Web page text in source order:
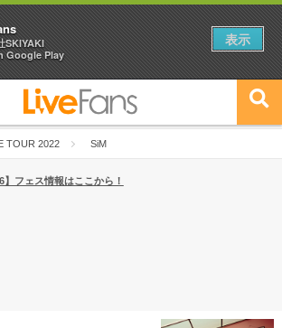
TOUR 2022 SiM
キング】2026年上半期編発表！
】フェス情報はここから！
SKIYAKI
Google Play
表示